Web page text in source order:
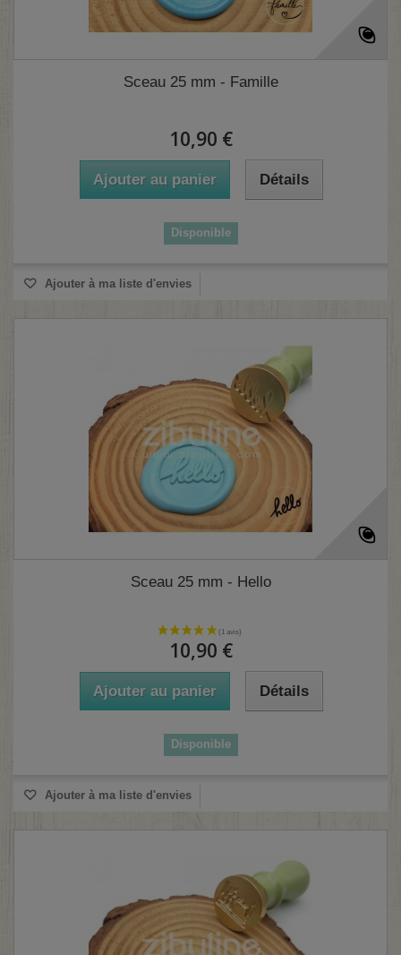
Sceau 25 mm - Famille
10,90 €
Ajouter au panier Détails
Disponible
Ajouter à ma liste d'envies
Sceau 25 mm - Hello
10,90 €
Ajouter au panier Détails
Disponible
Ajouter à ma liste d'envies